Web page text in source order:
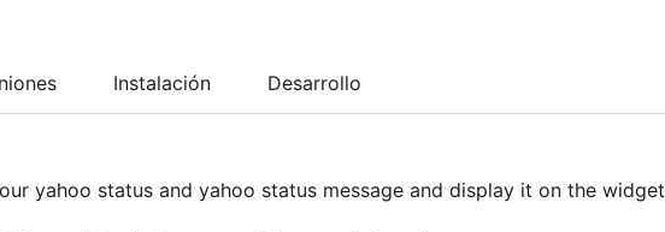
Instalación Desarrollo
yahoo status and yahoo status message and display it on the widget